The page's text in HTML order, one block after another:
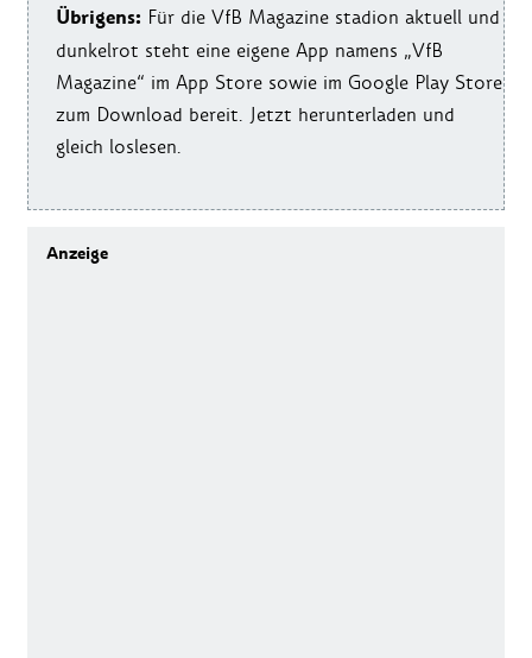
Übrigens: Für die VfB Magazine stadion aktuell und
dunkelrot steht eine eigene App namens „VfB
Magazine“ im App Store sowie im Google Play Store
zum Download bereit. Jetzt herunterladen und
gleich loslesen.